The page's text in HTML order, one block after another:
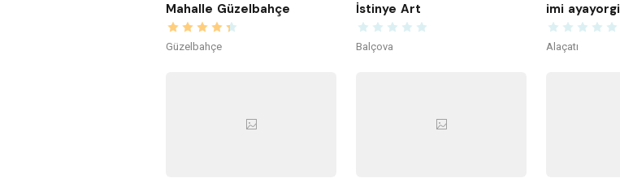
Mahalle Güzelbahçe
Güzelbahçe
İstinye Art
Balçova
imi ayayorgi
Alaçatı